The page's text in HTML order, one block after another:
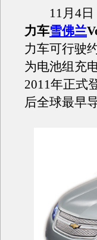
11月4日
力车雪佛兰
力车可行驶
为电池组充
2011年正式
后全球最早